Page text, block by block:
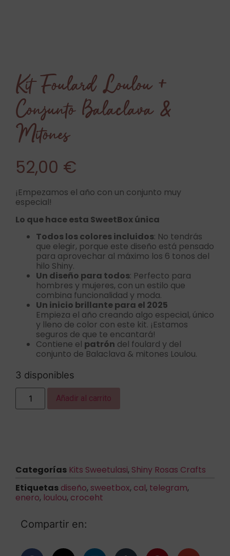
Kit Foulard Loulou +
Conjunto Balaclava &
Mitones
52,00 €
¡Empezamos el año con un conjunto muy
especial!
Lo que hace esta SweetBox única
Todos los colores incluidos: No tendrás
que elegir, porque este diseño está pensado
para aprovechar al máximo los 6 tonos del
hilo Shiny.
Un diseño para todos: Perfecto para
hombres y mujeres, con un estilo que
combina funcionalidad y moda.
Un inicio brillante para el 2025
Empieza el año creando algo especial, único
y lleno de color con este kit. ¡Estamos
seguros de que te encantará!
Contiene el patrón del foulard y del
conjunto de Balaclava & mitones Loulou.
3 disponibles
Añadir al carrito
Categorías Kits Sweetulasi, Shiny Rosas Crafts
Etiquetas diseño, sweetbox, cal, telegram,
enero, loulou, croceht
Compartir en: